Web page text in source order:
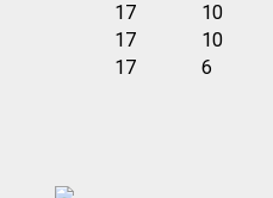
17
10
17
10
17 6